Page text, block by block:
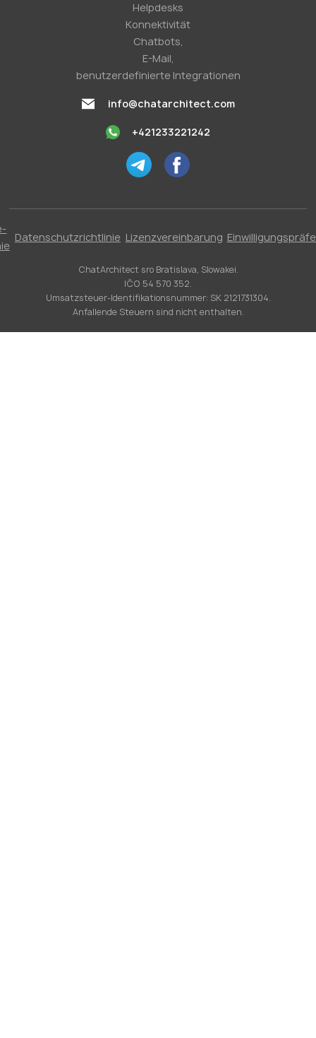
Helpdesks
Konnektivität
Chatbots,
E-Mail,
benutzerdefinierte Integrationen
info@chatarchitect.com
+421233221242
Datenschutzrichtlinie Lizenzvereinbarung
ChatArchitect sro Bratislava, Slowakei.
IČO 54 570 352.
Umsatzsteuer-Identifikationsnummer: SK 2121731304.
Anfallende Steuern sind nicht enthalten.